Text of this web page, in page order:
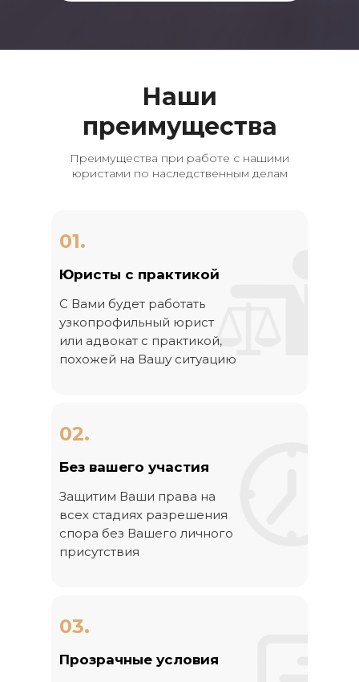
Наши
преимущества
Преимущества при работе с нашими
юристами по наследственным делам
Юристы с практикой
С Вами будет работать
узкопрофильный юрист
или адвокат с практикой,
похожей на Вашу ситуацию
Защитим Ваши права на
всех стадиях разрешения
спора без Вашего личного
присутствия
Без вашего участия
Прозрачные условия
01.
02.
03.